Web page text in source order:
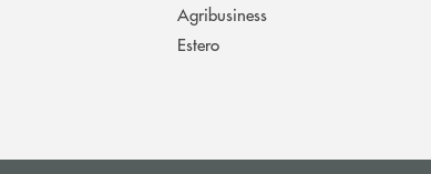
Agribusiness
Estero